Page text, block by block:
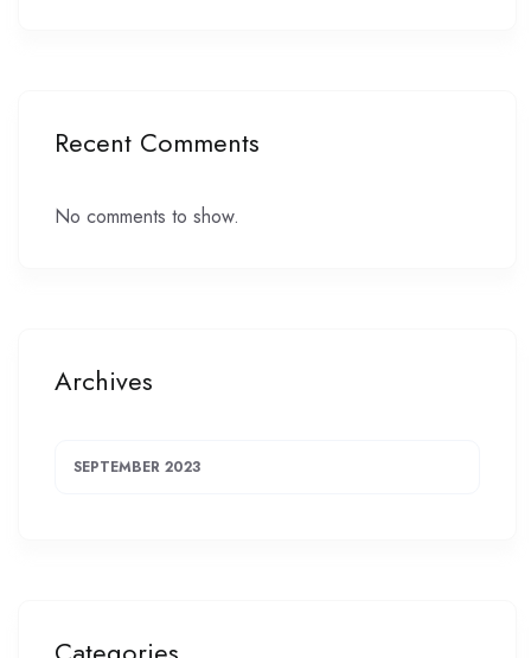
Recent Comments
No comments to show.
Archives
SEPTEMBER 2023